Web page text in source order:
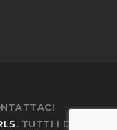
TUTTI I DIRITTI